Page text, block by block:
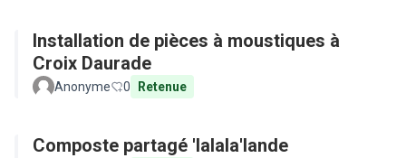
Installation de pièces à moustiques à
Croix Daurade
Anonyme 0 Retenue
Composte partagé 'lalala'lande